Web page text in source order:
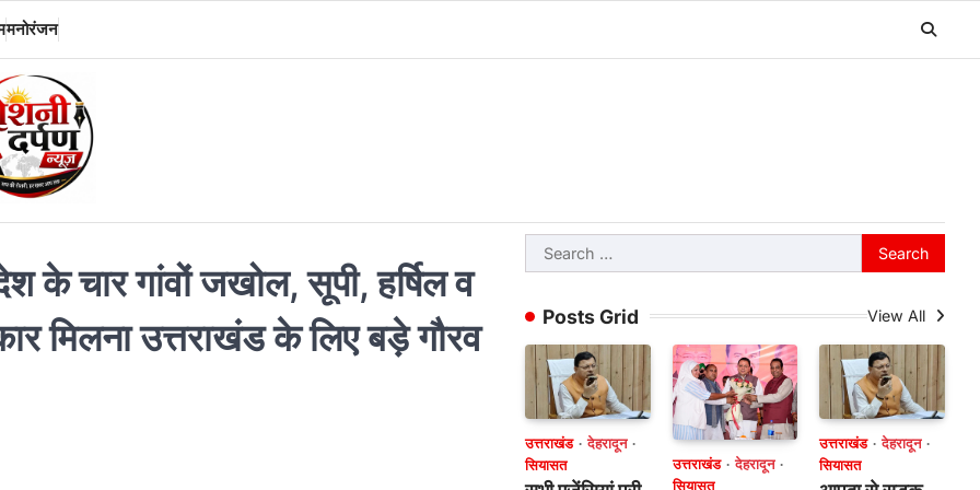
मनोरंजन
के चार गांवों जखोल, सूपी, हर्षिल व
मिलना उत्तराखंड के लिए बड़े गौरव
Search
for:
Posts Grid View All
उत्तराखंड
देहरादून
सियासत
उत्तराखंड
देहरादून
सियासत
उत्तराखंड
देहरादून
सियासत